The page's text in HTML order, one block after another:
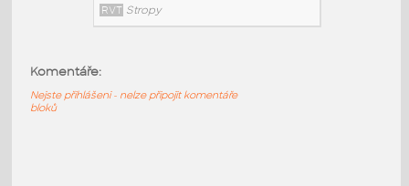
RVT Stropy
HELUZ stropy MIAKO 19 62.5 25 1500
Komentáře:
Nejste přihlášeni - nelze připojit komentáře
bloků